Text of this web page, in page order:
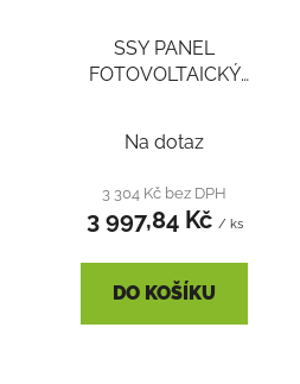
SSY PANEL
FOTOVOLTAICKÝ
1722X1134X30 Voc
Na dotaz
3 304 Kč bez DPH
3 997,84 Kč / ks
DO KOŠÍKU